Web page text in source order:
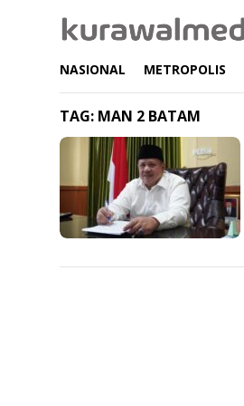
NASIONAL METROPOLIS
TAG: MAN 2 BATAM